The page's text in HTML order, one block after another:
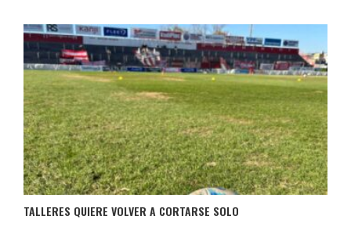
TALLERES QUIERE VOLVER A CORTARSE SOLO